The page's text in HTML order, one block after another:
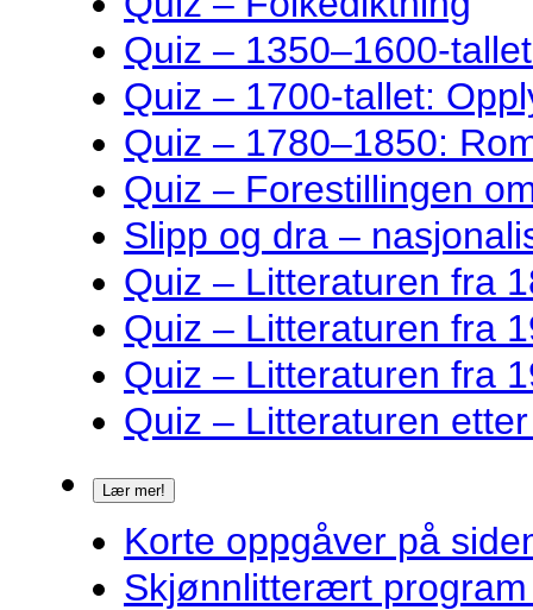
Quiz – 1350–1600-
Quiz – 1700-tallet:
Quiz – 1780–1850:
Quiz – Forestillingen
Slipp og dra –
Quiz – Litteraturen fra
Quiz – Litteraturen fra
Quiz – Litteraturen fra
Quiz – Litteraturen
Lær mer!
Korte oppgåver på
Skjønnlitterært